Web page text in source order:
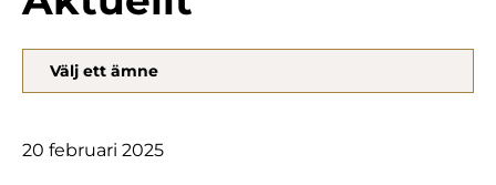
Internationella sanktioner
Välj ett ämne
20 februari 2025